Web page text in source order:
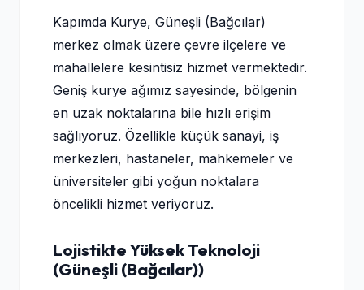
Kapımda Kurye, Güneşli (Bağcılar)
merkez olmak üzere çevre ilçelere ve
mahallelere kesintisiz hizmet vermektedir.
Geniş kurye ağımız sayesinde, bölgenin
en uzak noktalarına bile hızlı erişim
sağlıyoruz. Özellikle küçük sanayi, iş
merkezleri, hastaneler, mahkemeler ve
üniversiteler gibi yoğun noktalara
öncelikli hizmet veriyoruz.
Lojistikte Yüksek Teknoloji
(Güneşli (Bağcılar))